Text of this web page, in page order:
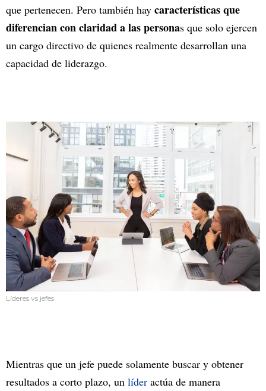
que pertenecen. Pero también hay características que
diferencian con claridad a las personas que solo ejercen
un cargo directivo de quienes realmente desarrollan una
capacidad de liderazgo.
Líderes vs jefes
Mientras que un jefe puede solamente buscar y obtener
resultados a corto plazo, un líder actúa de manera